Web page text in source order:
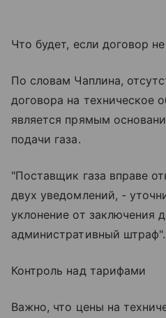
Что будет, если договор
По словам Чаплина,
договора на техническое
является прямым
подачи газа.
"Поставщик газа вправе
двух уведомлений, -
уклонение от заключения
административный штраф".
Контроль над тарифами
Важно, что цены на